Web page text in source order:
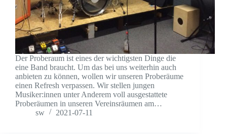
Der Proberaum ist eines der wichtigsten Dinge die
eine Band braucht. Um das bei uns weiterhin auch
anbieten zu können, wollen wir unseren Proberäume
einen Refresh verpassen. Wir stellen jungen
Musiker:innen unter Anderem voll ausgestattete
Proberäumen in unseren Vereinsräumen am…
sw
2021-07-11